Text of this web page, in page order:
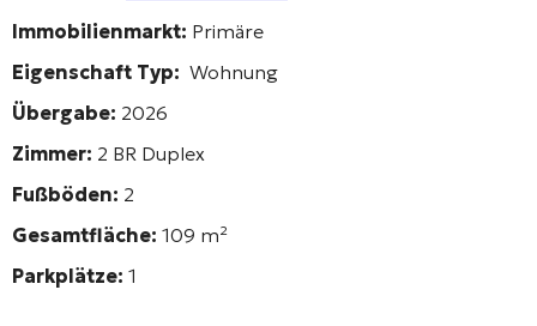
Immobilienmarkt: Primäre
Eigenschaft Typ: Wohnung
Übergabe: 2026
Zimmer: 2 BR Duplex
Fußböden: 2
Gesamtfläche: 109 m²
Parkplätze: 1